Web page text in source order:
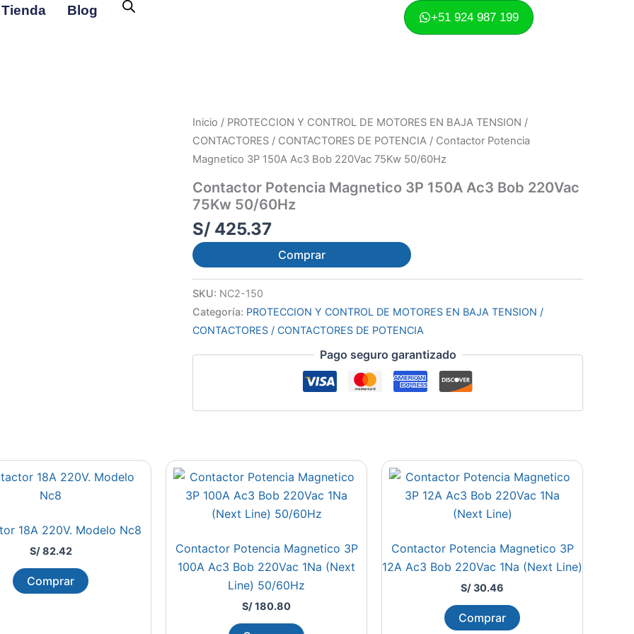
Tienda Blog +51 924 987 199
Inicio / PROTECCION Y CONTROL DE MOTORES EN BAJA TENSION /
CONTACTORES / CONTACTORES DE POTENCIA / Contactor Potencia
Magnetico 3P 150A Ac3 Bob 220Vac 75Kw 50/60Hz
Contactor Potencia Magnetico 3P 150A Ac3 Bob 220Vac
75Kw 50/60Hz
S/ 425.37
Comprar
SKU: NC2-150
Categoría: PROTECCION Y CONTROL DE MOTORES EN BAJA TENSION /
CONTACTORES / CONTACTORES DE POTENCIA
Pago seguro garantizado
18A 220V. Modelo Nc8
S/82.42
Comprar
Contactor Potencia Magnetico 3P
100A Ac3 Bob 220Vac 1Na (Next
Line) 50/60Hz
S/180.80
Contactor Potencia Magnetico 3P
12A Ac3 Bob 220Vac 1Na (Next Line)
S/30.46
Comprar